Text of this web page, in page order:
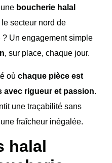
boucherie halal
secteur nord de
Un engagement simple
, sur place, chaque jour.
où chaque pièce est
avec rigueur et passion.
une traçabilité sans
fraîcheur inégalée.
halal